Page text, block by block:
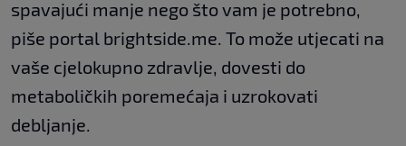
spavajući manje nego što vam je potrebno,
piše portal brightside.me. To može utjecati na
vaše cjelokupno zdravlje, dovesti do
metaboličkih poremećaja i uzrokovati
debljanje.